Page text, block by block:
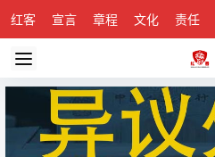
红客 宣言 章程 文化 责任